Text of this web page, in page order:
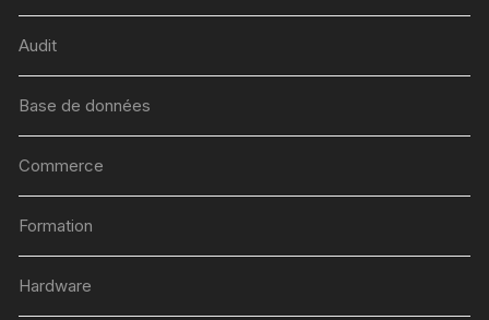
Audit
Base de données
Commerce
Formation
Hardware